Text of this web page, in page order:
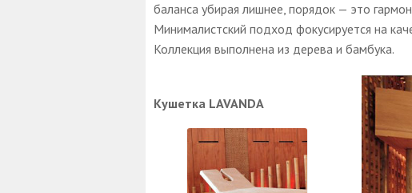
баланса убирая лишнее, порядок — это
Минималистский подход фокусируется на
Коллекция выполнена из дерева и бамбука.
Кушетка LAVANDA